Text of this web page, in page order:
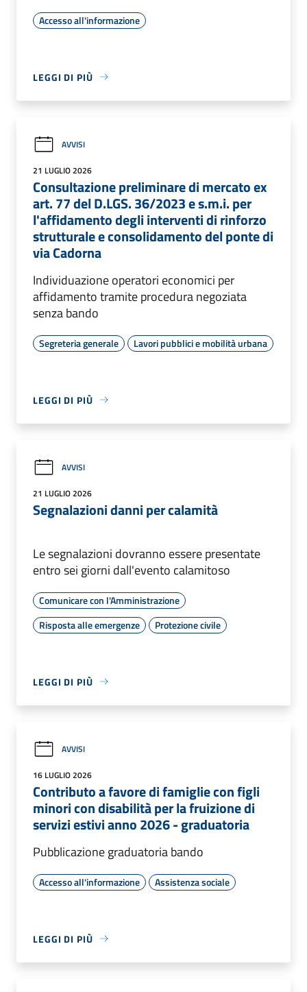
Accesso all'informazione
LEGGI DI PIÙ
AVVISI
21 LUGLIO 2026
Consultazione preliminare di mercato ex
art. 77 del D.LGS. 36/2023 e s.m.i. per
l'affidamento degli interventi di rinforzo
strutturale e consolidamento del ponte di
via Cadorna
Individuazione operatori economici per
affidamento tramite procedura negoziata
senza bando
Segreteria generale Lavori pubblici e mobilità urbana
LEGGI DI PIÙ
AVVISI
21 LUGLIO 2026
Segnalazioni danni per calamità
Le segnalazioni dovranno essere presentate
entro sei giorni dall'evento calamitoso
Comunicare con l'Amministrazione
Risposta alle emergenze
Protezione civile
LEGGI DI PIÙ
AVVISI
16 LUGLIO 2026
Contributo a favore di famiglie con figli
minori con disabilità per la fruizione di
servizi estivi anno 2026 - graduatoria
Pubblicazione graduatoria bando
Accesso all'informazione Assistenza sociale
LEGGI DI PIÙ